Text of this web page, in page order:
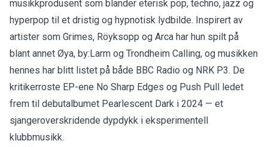
musikkprodusent som blander eterisk pop, techno, jazz og
hyperpop til et dristig og hypnotisk lydbilde. Inspirert av
artister som Grimes, Röyksopp og Arca har hun spilt på
blant annet Øya, by:Larm og Trondheim Calling, og musikken
hennes har blitt listet på både BBC Radio og NRK P3. De
kritikerroste EP-ene No Sharp Edges og Push Pull ledet
frem til debutalbumet Pearlescent Dark i 2024 — et
sjangeroverskridende dypdykk i eksperimentell
klubbmusikk.